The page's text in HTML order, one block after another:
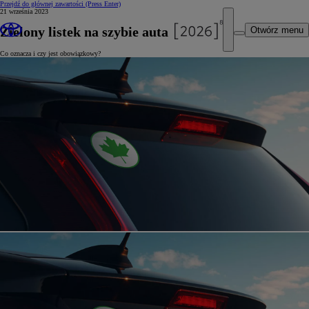
Przejdź do głównej zawartości (Press Enter)
Otwórz menu
21 września 2023
Zielony listek na szybie auta
Co oznacza i czy jest obowiązkowy?